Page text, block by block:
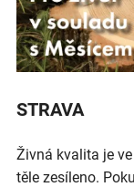
STRAVA
Živná kvalita je
těle zesíleno.